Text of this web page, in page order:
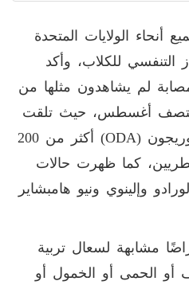
الولايات المتحدة
للكلاب، وأكد
لم يشاهدون مثلها من
أغسطس، حيث تلقت
(ODA)
أكثر من 200
كما ظهرت حالات
وإلينوي ونيو هامبشاير
مشابهة لسعال تربية
أو الحمى أو الخمول أو